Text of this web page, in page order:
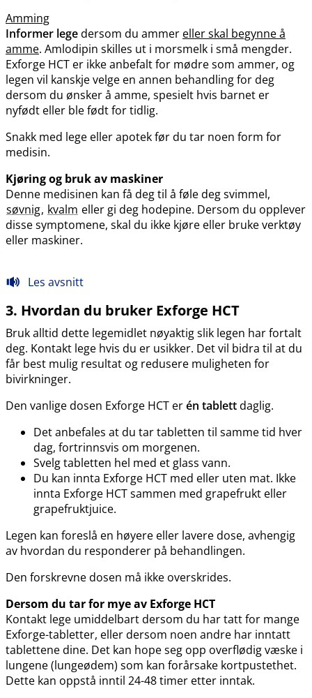
Amming
Informer legedersom du ammer eller skal begynne å
amme. Amlodipin skilles ut i morsmelk i små mengder.
Exforge HCT er ikke anbefalt for mødre som ammer, og
legen vil kanskje velge en annen behandling for deg
dersom du ønsker å amme, spesielt hvis barnet er
nyfødt eller ble født for tidlig.
Snakk med lege eller apotek før du tar noen form for
medisin.
Kjøring og bruk av maskiner
Denne medisinen kan få deg til å føle deg svimmel,
søvnig, kvalm eller gi deg hodepine. Dersom du opplever
disse symptomene, skal du ikke kjøre eller bruke verktøy
eller maskiner.
Les avsnitt
3. Hvordan du bruker Exforge HCT
Bruk alltid dette legemidlet nøyaktig slik legen har fortalt
deg. Kontakt lege hvis du er usikker. Det vil bidra til at du
får best mulig resultat og redusere muligheten for
bivirkninger.
Den vanlige dosen Exforge HCT erén tablettdaglig.
Det anbefales at du tar tabletten til samme tid hver
dag, fortrinnsvis om morgenen.
Svelg tabletten hel med et glass vann.
Du kan innta Exforge HCT med eller uten mat. Ikke
innta Exforge HCT sammen med grapefrukt eller
grapefruktjuice.
Legen kan foreslå en høyere eller lavere dose, avhengig
av hvordan du responderer på behandlingen.
Den forskrevne dosen må ikke overskrides.
Dersom du tar for mye av Exforge HCT
Kontakt lege umiddelbart dersom du har tatt for mange
Exforge-tabletter, eller dersom noen andre har inntatt
tablettene dine. Det kan hope seg opp overflødig væske i
lungene (lungeødem) som kan forårsake kortpustethet.
Dette kan oppstå inntil 24-48 timer etter inntak.